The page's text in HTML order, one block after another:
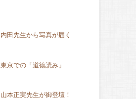
内田先生から写真が届く
東京での「道徳読み」
山本正実先生が御登壇！